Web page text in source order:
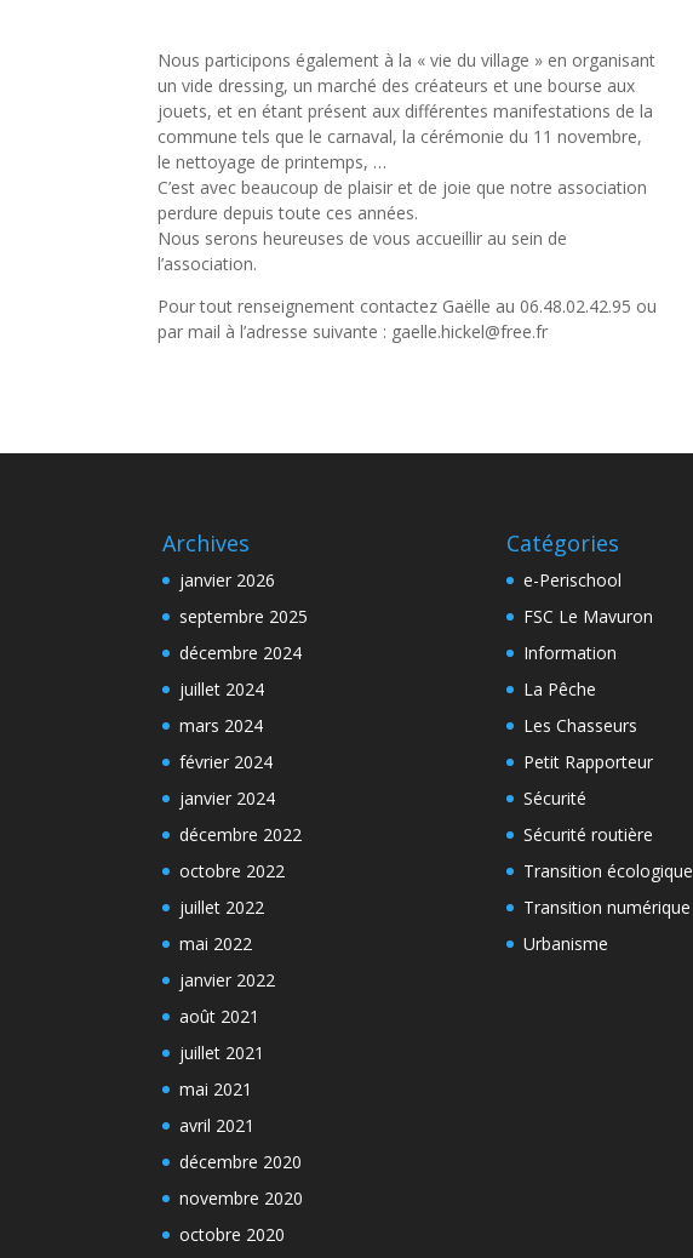
Nous participons également à la « vie du village » en organisant
un vide dressing, un marché des créateurs et une bourse aux
jouets, et en étant présent aux différentes manifestations de la
commune tels que le carnaval, la cérémonie du 11 novembre,
le nettoyage de printemps, …
C’est avec beaucoup de plaisir et de joie que notre association
perdure depuis toute ces années.
Nous serons heureuses de vous accueillir au sein de
l’association.
Pour tout renseignement contactez Gaëlle au 06.48.02.42.95 ou
par mail à l’adresse suivante : gaelle.hickel@free.fr
Archives
janvier 2026
septembre 2025
décembre 2024
juillet 2024
mars 2024
février 2024
janvier 2024
décembre 2022
octobre 2022
juillet 2022
mai 2022
janvier 2022
août 2021
juillet 2021
mai 2021
avril 2021
décembre 2020
novembre 2020
octobre 2020
Catégories
e-Perischool
FSC Le Mavuron
Information
La Pêche
Les Chasseurs
Petit Rapporteur
Sécurité
Sécurité routière
Transition écologique
Transition numérique
Urbanisme